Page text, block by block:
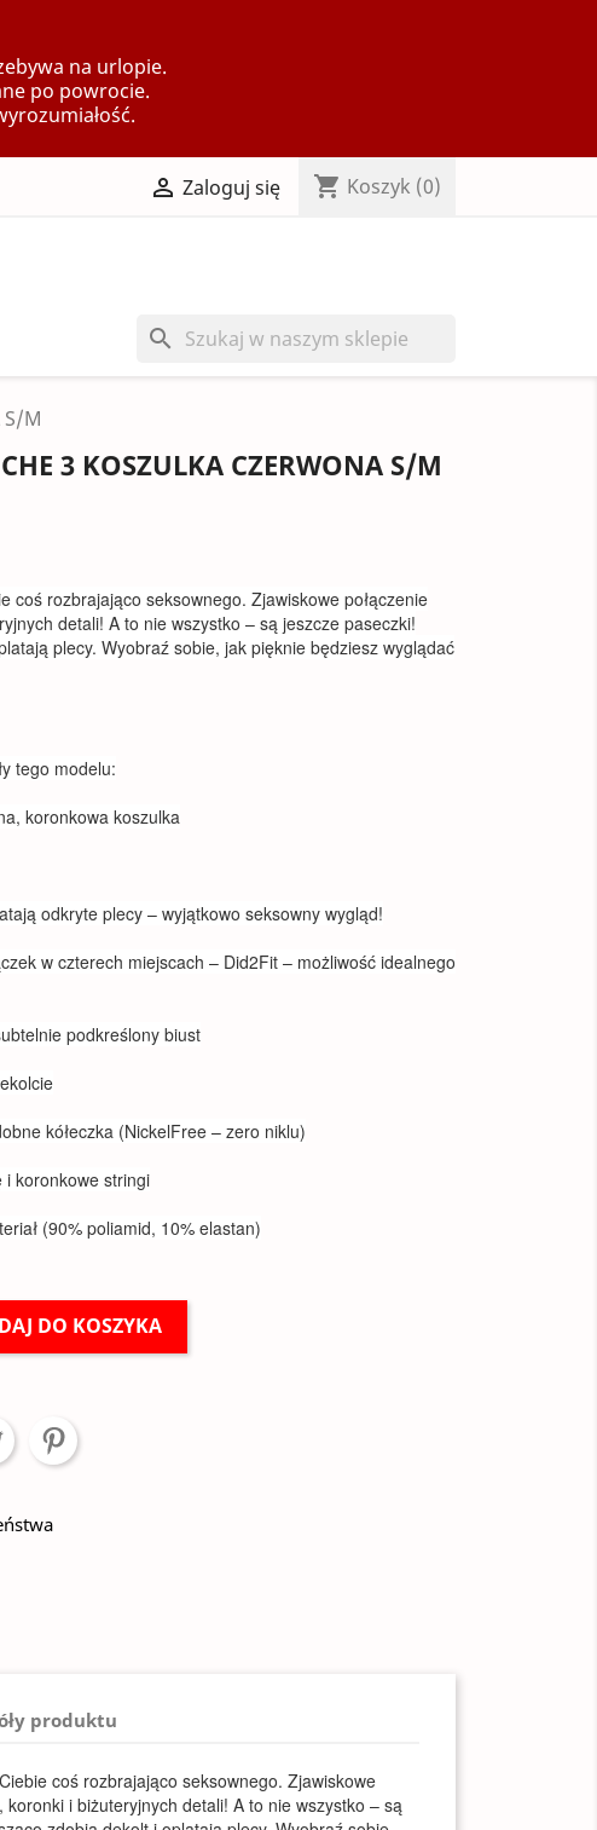
na urlopie.
po powrocie.
 Zaloguj się shopping_cart Koszyk (0)
search
S/M
3 KOSZULKA CZERWONA S/M
coś rozbrajająco seksownego. Zjawiskowe połączenie
detali! A to nie wszystko – są jeszcze paseczki!
plecy. Wyobraź sobie, jak pięknie będziesz wyglądać
tego modelu:
koronkowa koszulka
odkryte plecy – wyjątkowo seksowny wygląd!
w czterech miejscach – Did2Fit – możliwość idealnego
podkreślony biust
kółeczka (NickelFree – zero niklu)
i koronkowe stringi
(90% poliamid, 10% elastan)
DO KOSZYKA
produktu
coś rozbrajająco seksownego. Zjawiskowe
koronki i biżuteryjnych detali! A to nie wszystko – są